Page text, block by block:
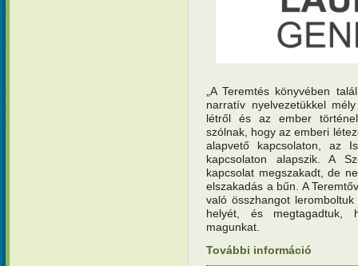
„A Teremtés könyvében
narratív nyelvezetükkel
létről és az ember
szólnak, hogy az emberi
alapvető kapcsolaton, az
kapcsolaton alapszik. A
kapcsolat megszakadt, de
elszakadás a bűn. A
való összhangot
helyét, és megtagadtuk,
magunkat.
További információ